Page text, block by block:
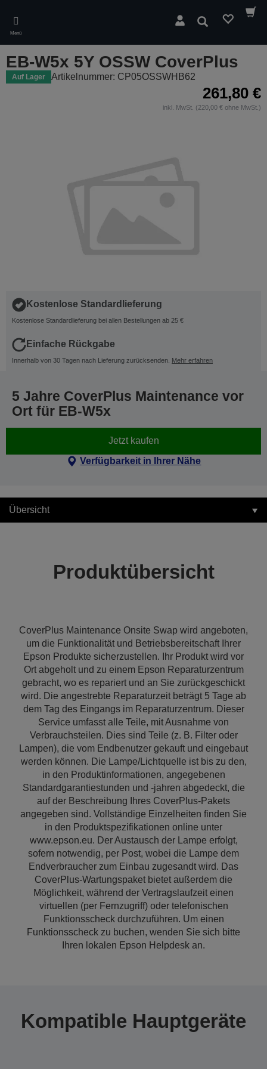
main
content
Menü
Suchen
EB-W5x 5Y OSSW CoverPlus
Auf Lager Artikelnummer: CP05OSSWHB62
261,80 €
inkl. MwSt. (220,00 € ohne MwSt.)
Kostenlose Standardlieferung
Kostenlose Standardlieferung bei allen Bestellungen ab 25 €
Einfache Rückgabe
Innerhalb von 30 Tagen nach Lieferung zurücksenden. Mehr erfahren
5 Jahre CoverPlus Maintenance vor
Ort für EB-W5x
Jetzt kaufen
Verfügbarkeit in Ihrer Nähe
Übersicht
Produktübersicht
CoverPlus Maintenance Onsite Swap wird angeboten,
um die Funktionalität und Betriebsbereitschaft Ihrer
Epson Produkte sicherzustellen. Ihr Produkt wird vor
Ort abgeholt und zu einem Epson Reparaturzentrum
gebracht, wo es repariert und an Sie zurückgeschickt
wird. Die angestrebte Reparaturzeit beträgt 5 Tage ab
dem Tag des Eingangs im Reparaturzentrum. Dieser
Service umfasst alle Teile, mit Ausnahme von
Verbrauchsteilen. Dies sind Teile (z. B. Filter oder
Lampen), die vom Endbenutzer gekauft und eingebaut
werden können. Die Lampe/Lichtquelle ist bis zu den,
in den Produktinformationen, angegebenen
Standardgarantiestunden und -jahren abgedeckt, die
auf der Beschreibung Ihres CoverPlus-Pakets
angegeben sind. Vollständige Einzelheiten finden Sie
in den Produktspezifikationen online unter
www.epson.eu. Der Austausch der Lampe erfolgt,
sofern notwendig, per Post, wobei die Lampe dem
Endverbraucher zum Einbau zugesandt wird. Das
CoverPlus-Wartungspaket bietet außerdem die
Möglichkeit, während der Vertragslaufzeit einen
virtuellen (per Fernzugriff) oder telefonischen
Funktionsscheck durchzuführen. Um einen
Funktionsscheck zu buchen, wenden Sie sich bitte
Ihren lokalen Epson Helpdesk an.
Kompatible Hauptgeräte